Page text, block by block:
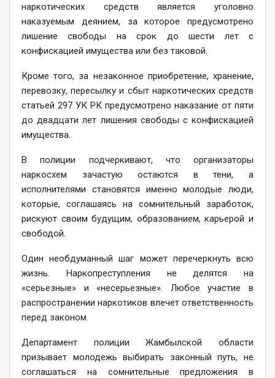
наркотических средств является уголовно
наказуемым деянием, за которое предусмотрено
лишение свободы на срок до шести лет с
конфискацией имущества или без таковой.
Кроме того, за незаконное приобретение, хранение,
перевозку, пересылку и сбыт наркотических средств
статьей 297 УК РК предусмотрено наказание от пяти
до двадцати лет лишения свободы с конфискацией
имущества.
В полиции подчеркивают, что организаторы
наркосхем зачастую остаются в тени, а
исполнителями становятся именно молодые люди,
которые, соглашаясь на сомнительный заработок,
рискуют своим будущим, образованием, карьерой и
свободой.
Один необдуманный шаг может перечеркнуть всю
жизнь. Наркопреступления не делятся на
«серьезные» и «несерьезные». Любое участие в
распространении наркотиков влечет ответственность
перед законом.
Департамент полиции Жамбылской области
призывает молодежь выбирать законный путь, не
соглашаться на сомнительные предложения в